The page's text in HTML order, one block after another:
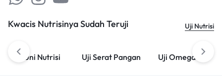
Kwacis Nutrisinya Sudah Teruji Uji Nutrisi
Uni Nutrisi Uji Serat Pangan Uji Omega 3